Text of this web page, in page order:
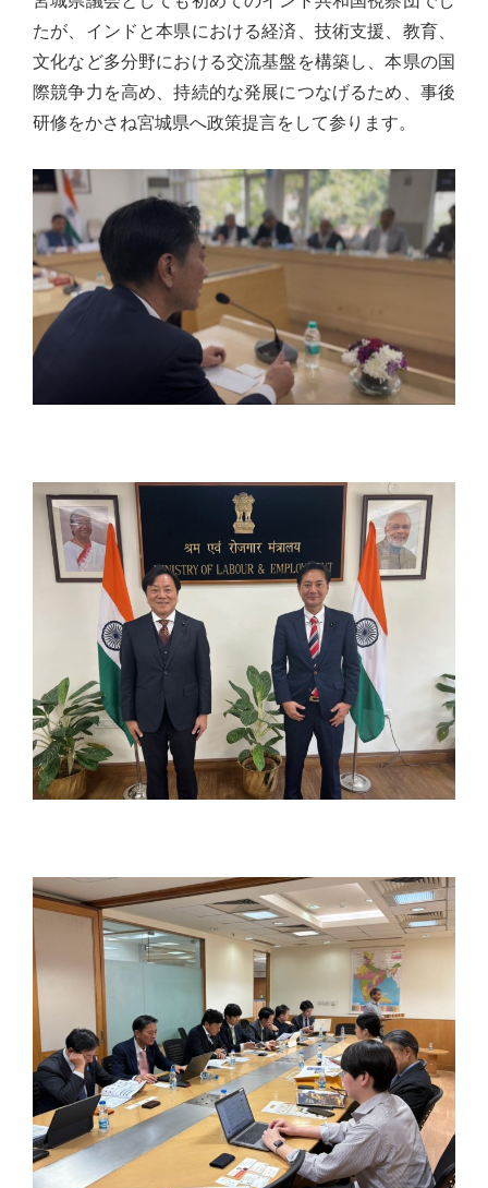
す！
たが、インドと本県における経済、技術支援、教育、
文化など多分野における交流基盤を構築し、本県の国
際競争力を高め、持続的な発展につなげるため、事後
研修をかさね宮城県へ政策提言をして参ります。